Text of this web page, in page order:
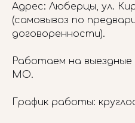
Адрес: Люберцы, ул.
(самовывоз по
договоренности).
Работаем на
МО.
График работы: